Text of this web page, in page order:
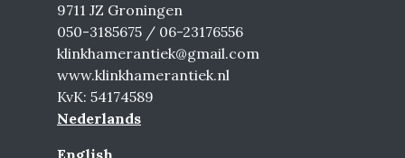
9711 JZ Groningen
050-3185675 / 06-23176556
klinkhamerantiek@gmail.com
www.klinkhamerantiek.nl
KvK: 54174589
Nederlands
English